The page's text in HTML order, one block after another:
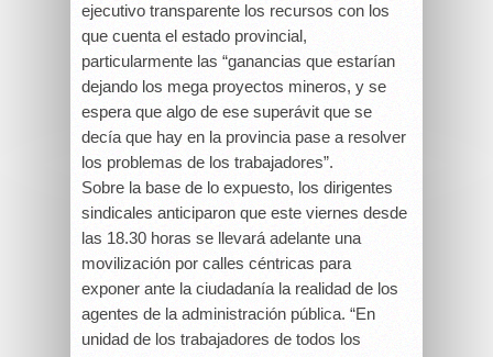
ejecutivo transparente los recursos con los
que cuenta el estado provincial,
particularmente las “ganancias que estarían
dejando los mega proyectos mineros, y se
espera que algo de ese superávit que se
decía que hay en la provincia pase a resolver
los problemas de los trabajadores”.
Sobre la base de lo expuesto, los dirigentes
sindicales anticiparon que este viernes desde
las 18.30 horas se llevará adelante una
movilización por calles céntricas para
exponer ante la ciudadanía la realidad de los
agentes de la administración pública. “En
unidad de los trabajadores de todos los